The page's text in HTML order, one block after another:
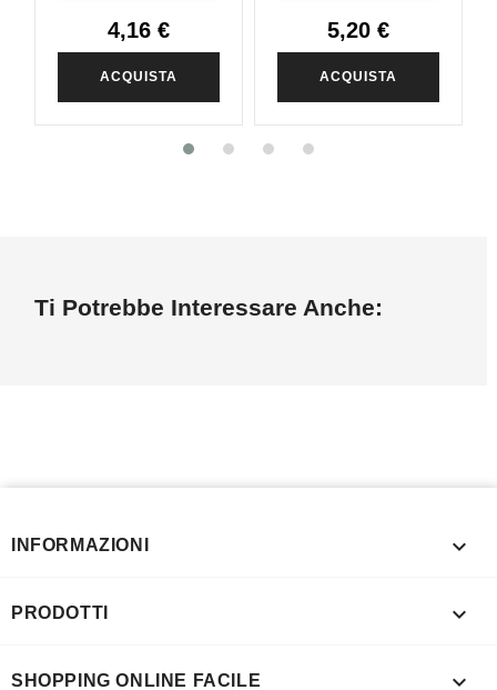
4,16 €
ACQUISTA
5,20 €
ACQUISTA
Ti Potrebbe Interessare Anche:
INFORMAZIONI 
PRODOTTI 
SHOPPING ONLINE FACILE 